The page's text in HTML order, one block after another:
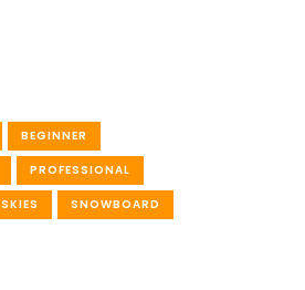
BEGINNER
PROFESSIONAL
SKIES SNOWBOARD